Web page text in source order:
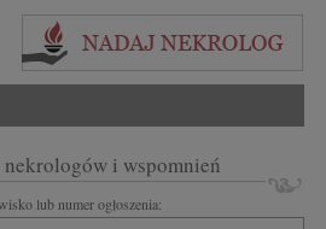
nekrologów i wspomnień
lub numer ogłoszenia: